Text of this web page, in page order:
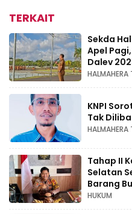
TERKAIT
Sekda
Apel
Dalev
HALMAHERA
KNPI
Tak
HALMAHERA
Tahap II
Selatan
Barang
HUKUM